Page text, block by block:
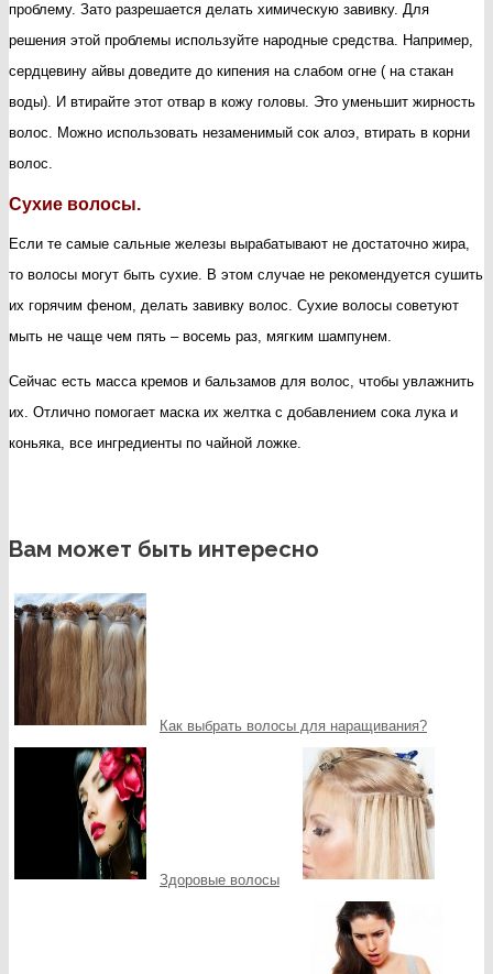
проблему. Зато разрешается делать химическую завивку. Для
решения этой проблемы используйте народные средства. Например,
сердцевину айвы доведите до кипения на слабом огне ( на стакан
воды). И втирайте этот отвар в кожу головы. Это уменьшит жирность
волос. Можно использовать незаменимый сок алоэ, втирать в корни
волос.
Сухие волосы.
Если те самые сальные железы вырабатывают не достаточно жира,
то волосы могут быть сухие. В этом случае не рекомендуется сушить
их горячим феном, делать завивку волос. Сухие волосы советуют
мыть не чаще чем пять – восемь раз, мягким шампунем.
Сейчас есть масса кремов и бальзамов для волос, чтобы увлажнить
их. Отлично помогает маска их желтка с добавлением сока лука и
коньяка, все ингредиенты по чайной ложке.
Вам может быть интересно
Как выбрать волосы для наращивания?
Здоровые волосы